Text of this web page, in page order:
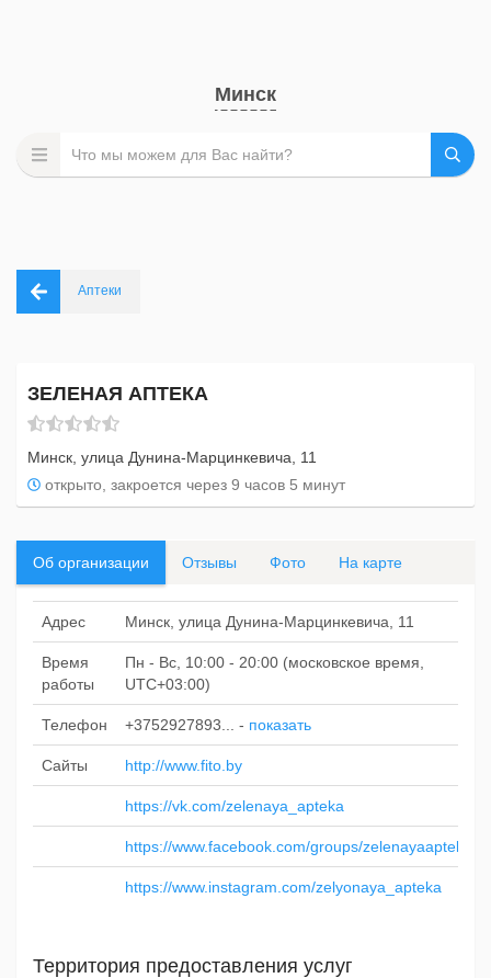
Минск
Аптеки
ЗЕЛЕНАЯ АПТЕКА
Минск, улица Дунина-Марцинкевича, 11
открыто, закроется через 9 часов 5 минут
Об организации Отзывы Фото На карте
Адрес Минск, улица Дунина-Марцинкевича, 11
Время
работы
Пн - Вс, 10:00 - 20:00 (московское время,
UTC+03:00)
Телефон +3752927893... - показать
Сайты http://www.fito.by
https://vk.com/zelenaya_apteka
https://www.facebook.com/groups/zelenayaapteka
https://www.instagram.com/zelyonaya_apteka
Территория предоставления услуг